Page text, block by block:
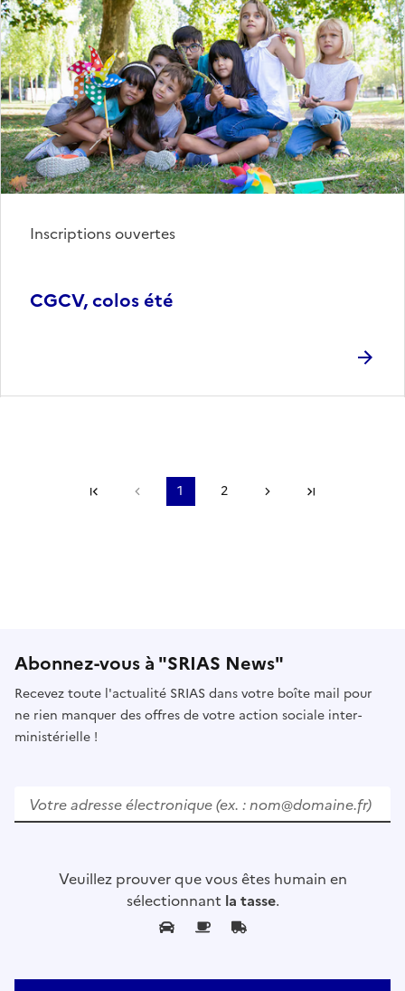
CGCV, colos été
Inscriptions ouvertes
Première pagePage précédente
1 2 Page suivante
Abonnez-vous à "SRIAS News"
Recevez toute l'actualité SRIAS dans votre boîte mail pour
ne rien manquer des offres de votre action sociale inter-
ministérielle !
u
Veuillez prouver que vous êtes humain en
sélectionnant la tasse.